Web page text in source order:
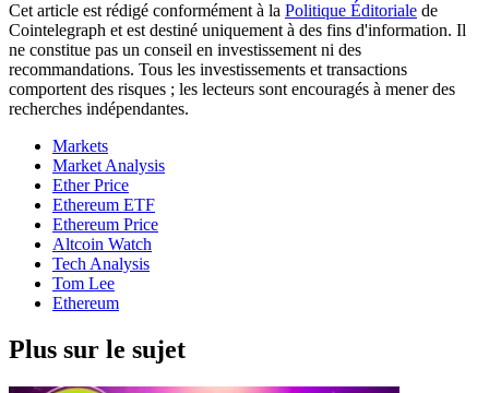
Cet article est rédigé conformément à la Politique Éditoriale de
Cointelegraph et est destiné uniquement à des fins d'information. Il
ne constitue pas un conseil en investissement ni des
recommandations. Tous les investissements et transactions
comportent des risques ; les lecteurs sont encouragés à mener des
recherches indépendantes.
Markets
Market Analysis
Ether Price
Ethereum ETF
Ethereum Price
Altcoin Watch
Tech Analysis
Tom Lee
Ethereum
Plus sur le sujet